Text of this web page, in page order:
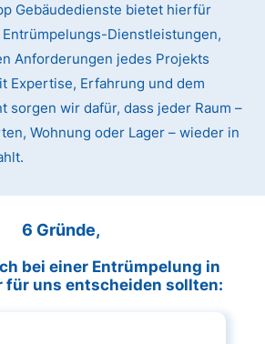
Gebäudedienste bietet hierfür
Dienstleistungen,
Anforderungen jedes Projekts
Expertise, Erfahrung und dem
sorgen wir dafür, dass jeder Raum –
Wohnung oder Lager – wieder in
6 Gründe,
bei einer Entrümpelung in
für uns entscheiden sollten: